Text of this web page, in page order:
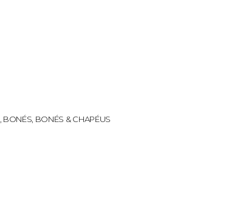
BONÉS BONÉS & CHAPÉUS